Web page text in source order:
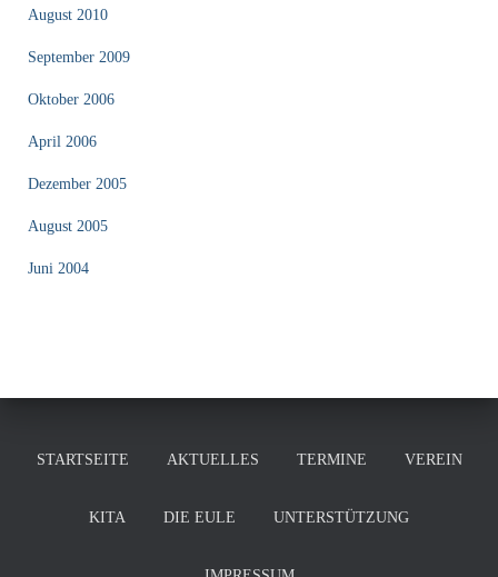
August 2010
September 2009
Oktober 2006
April 2006
Dezember 2005
August 2005
Juni 2004
STARTSEITE AKTUELLES TERMINE VEREIN
KITA DIE EULE UNTERSTÜTZUNG